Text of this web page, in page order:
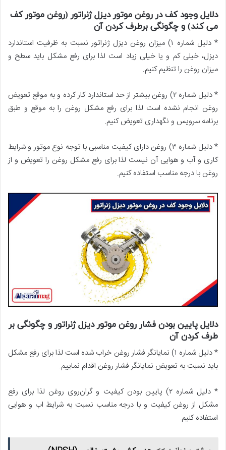
دلایل وجود کف در روغن موتور دیزل ژنراتور (روغن موتور کف
می کند) و چگونگی برطرف کردن آن
* دلیل شماره ۱) میزان روغن دیزل ژنراتور نسبت به ظرفیت استاندارد
دیزل، خیلی کم و یا خیلی زیاد است لذا برای رفع مشکل باید سطح و
میزان روغن را تنظیم کنیم.
* دلیل شماره ۲) روغن بیشتر از حد استاندارد کار کرده و به موقع تعویض
روغن انجام نشده است لذا برای رفع مشکل روغن را به موقع و طبق
برنامه سرویس و نگهداری تعویض کنیم.
* دلیل شماره ۳) روغن دارای کیفیت مناسبی با توجه نوع موتور و شرایط
کاری و آب و هوایی آن نیست لذا برای رفع مشکل روغن را تعویض و از
روغن با درجه مناسب استفاده کنیم.
دلایل پایین بودن فشار روغن موتور دیزل ژنراتور و چگونگی بر
طرف کردن آن
* دلیل شماره ۱) نمایانگر فشار روغن خراب شده است لذا برای رفع مشکل
باید نسبت به تعویض نمایانگر فشار روغن اقدام نماییم.
* دلیل شماره ۲) پایین بودن کیفیت و گران‌روی روغن لذا برای رفع
مشکل از روغن کیفیت و با درجه مناسب نسبت به شرایط اب و هوایی
استفاده کنیم.